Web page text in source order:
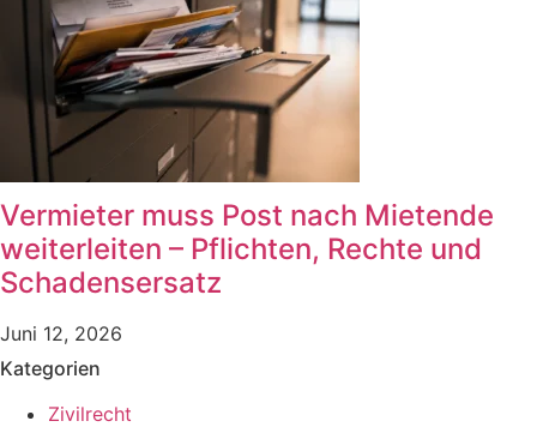
Vermieter muss Post nach Mietende
weiterleiten – Pflichten, Rechte und
Schadensersatz
Juni 12, 2026
Kategorien
Zivilrecht